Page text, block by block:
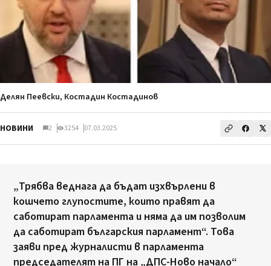
Делян Пеевски, Костадин Костадинов
НОВИНИ 2 3254 07.03.2025
„Трябва веднага да бъдат изхвърлени в
кошчето глупостите, които правят да
саботират парламента и няма да им позволим
да саботират българския парламент“. Това
заяви пред журналисти в парламента
председателят на ПГ на „ДПС-Ново начало“